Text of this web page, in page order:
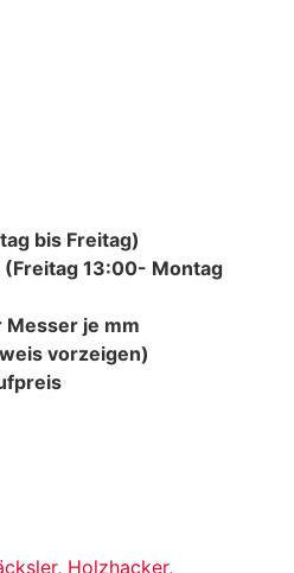
bis Freitag)
13:00- Montag
je mm
vorzeigen)
, Holzhacker,